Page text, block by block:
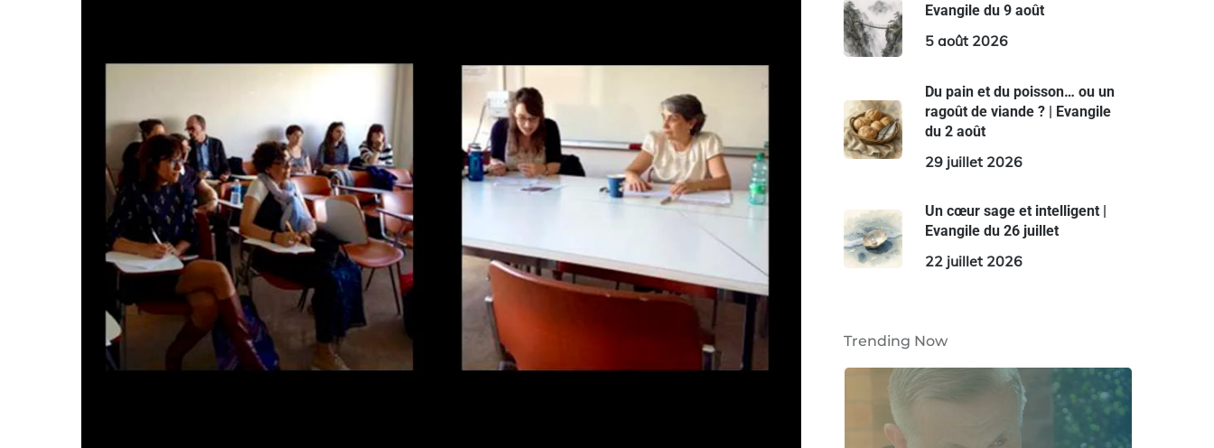
Hit enter to search or ESC to close
Evangile du 9 août
5 août 2026
Du pain et du poisson… ou un
ragoût de viande ? | Evangile
du 2 août
29 juillet 2026
Un cœur sage et intelligent |
Evangile du 26 juillet
22 juillet 2026
Trending Now